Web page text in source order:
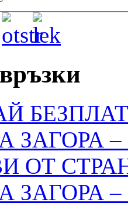
ЗАГОРА
ОТ
ЗАГОРА